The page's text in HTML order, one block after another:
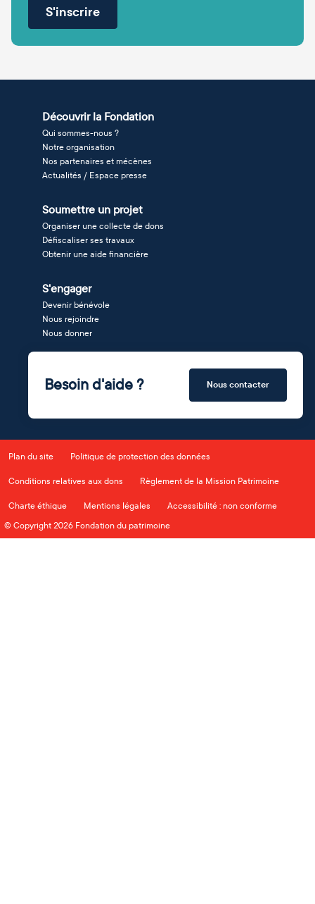
S'inscrire
Découvrir la Fondation
Qui sommes-nous ?
Notre organisation
Nos partenaires et mécènes
Actualités / Espace presse
Soumettre un projet
Organiser une collecte de dons
Défiscaliser ses travaux
Obtenir une aide financière
S'engager
Devenir bénévole
Nous rejoindre
Nous donner
Besoin d'aide ? Nous contacter
Plan du site Politique de protection des données
Conditions relatives aux dons Règlement de la Mission Patrimoine
Charte éthique Mentions légales
Accessibilité : non conforme
© Copyright 2026 Fondation du patrimoine